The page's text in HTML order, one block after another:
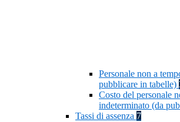
Personale non a
pubblicare in tabelle)
Costo del personale
indeterminato (da
Tassi di assenza 7